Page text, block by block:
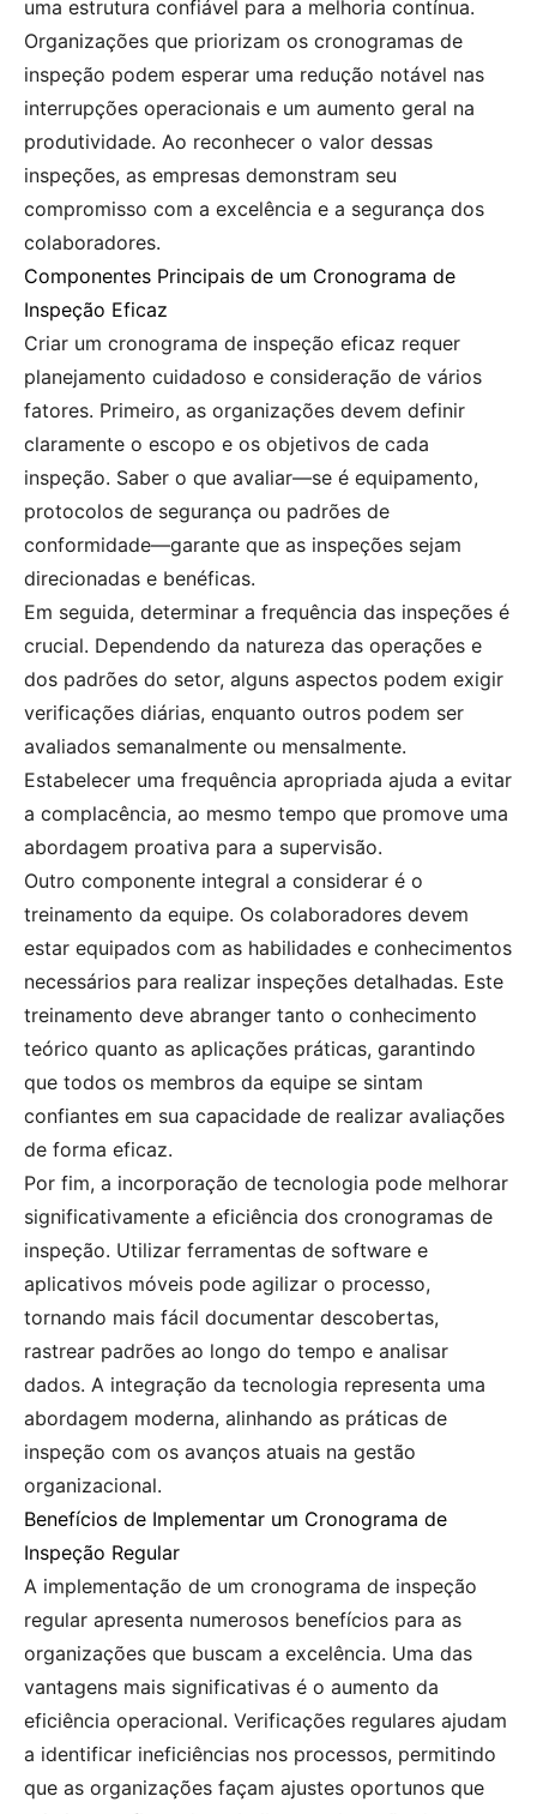
uma estrutura confiável para a melhoria contínua.
Organizações que priorizam os cronogramas de
inspeção podem esperar uma redução notável nas
interrupções operacionais e um aumento geral na
produtividade. Ao reconhecer o valor dessas
inspeções, as empresas demonstram seu
compromisso com a excelência e a segurança dos
colaboradores.
Componentes Principais de um Cronograma de
Inspeção Eficaz
Criar um cronograma de inspeção eficaz requer
planejamento cuidadoso e consideração de vários
fatores. Primeiro, as organizações devem definir
claramente o escopo e os objetivos de cada
inspeção. Saber o que avaliar—se é equipamento,
protocolos de segurança ou padrões de
conformidade—garante que as inspeções sejam
direcionadas e benéficas.
Em seguida, determinar a frequência das inspeções é
crucial. Dependendo da natureza das operações e
dos padrões do setor, alguns aspectos podem exigir
verificações diárias, enquanto outros podem ser
avaliados semanalmente ou mensalmente.
Estabelecer uma frequência apropriada ajuda a evitar
a complacência, ao mesmo tempo que promove uma
abordagem proativa para a supervisão.
Outro componente integral a considerar é o
treinamento da equipe. Os colaboradores devem
estar equipados com as habilidades e conhecimentos
necessários para realizar inspeções detalhadas. Este
treinamento deve abranger tanto o conhecimento
teórico quanto as aplicações práticas, garantindo
que todos os membros da equipe se sintam
confiantes em sua capacidade de realizar avaliações
de forma eficaz.
Por fim, a incorporação de tecnologia pode melhorar
significativamente a eficiência dos cronogramas de
inspeção. Utilizar ferramentas de software e
aplicativos móveis pode agilizar o processo,
tornando mais fácil documentar descobertas,
rastrear padrões ao longo do tempo e analisar
dados. A integração da tecnologia representa uma
abordagem moderna, alinhando as práticas de
inspeção com os avanços atuais na gestão
organizacional.
Benefícios de Implementar um Cronograma de
Inspeção Regular
A implementação de um cronograma de inspeção
regular apresenta numerosos benefícios para as
organizações que buscam a excelência. Uma das
vantagens mais significativas é o aumento da
eficiência operacional. Verificações regulares ajudam
a identificar ineficiências nos processos, permitindo
que as organizações façam ajustes oportunos que